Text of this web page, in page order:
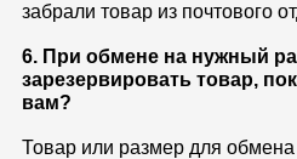
забрали товар из почтового
6. При обмене на нужный
зарезервировать товар,
вам?
Товар или размер для обмена